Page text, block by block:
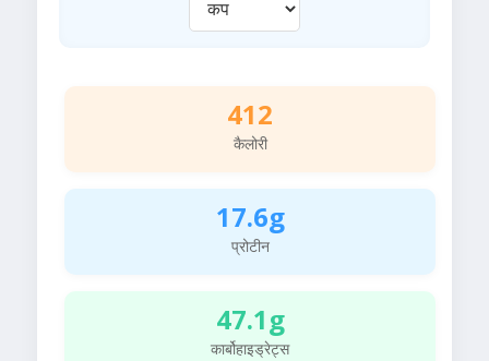
412
कैलोरी
17.6g
प्रोटीन
47.1g
कार्बोहाइड्रेट्स